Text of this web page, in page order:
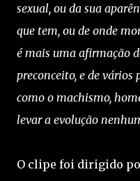
sexual, ou da sua
que tem, ou de onde
é mais uma afirmação
preconceito, e de vários
como o machismo,
levar a evolução
O clipe foi dirigido